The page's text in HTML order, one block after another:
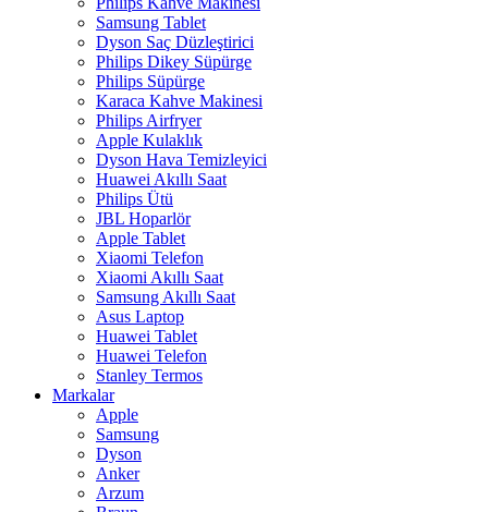
Samsung Tablet
Dyson Saç Düzleştirici
Philips Dikey Süpürge
Philips Süpürge
Karaca Kahve Makinesi
Philips Airfryer
Apple Kulaklık
Dyson Hava Temizleyici
Huawei Akıllı Saat
Philips Ütü
JBL Hoparlör
Apple Tablet
Xiaomi Telefon
Xiaomi Akıllı Saat
Samsung Akıllı Saat
Asus Laptop
Huawei Tablet
Huawei Telefon
Stanley Termos
Markalar
Apple
Samsung
Dyson
Anker
Arzum